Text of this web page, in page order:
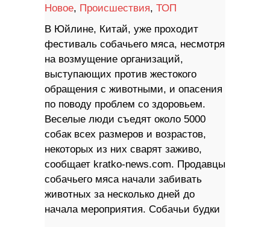
Новое, Происшествия, ТОП
В Юйлине, Китай, уже проходит
фестиваль собачьего мяса, несмотря
на возмущение организаций,
выступающих против жестокого
обращения с животными, и опасения
по поводу проблем со здоровьем.
Веселые люди съедят около 5000
собак всех размеров и возрастов,
некоторых из них сварят заживо,
сообщает kratko-news.com. Продавцы
собачьего мяса начали забивать
животных за несколько дней до
начала мероприятия. Собачьи будки